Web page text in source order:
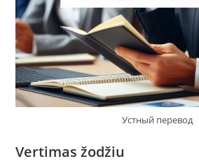
Устный перевод
Vertimas žodžiu